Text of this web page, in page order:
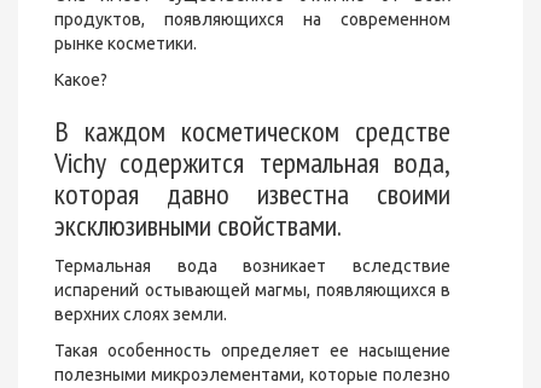
продуктов, появляющихся на современном
рынке косметики.
Какое?
В каждом косметическом средстве
Vichy содержится термальная вода,
которая давно известна своими
эксклюзивными свойствами.
Термальная вода возникает вследствие
испарений остывающей магмы, появляющихся в
верхних слоях земли.
Такая особенность определяет ее насыщение
полезными микроэлементами, которые полезно